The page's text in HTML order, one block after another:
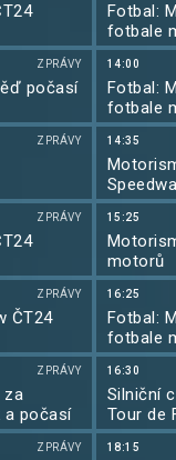
ZPRÁVY
počasí
ZPRÁVY
ZPRÁVY
ZPRÁVY
ČT24
ZPRÁVY
za
a počasí
ZPRÁVY
Fotbal:
fotbale
2026
14:00
Fotbal:
fotbale
2026
14:35
Prix
15:25
motorů
16:25
Fotbal:
fotbale
2026
16:30
Silniční
Tour de
2026
18:15